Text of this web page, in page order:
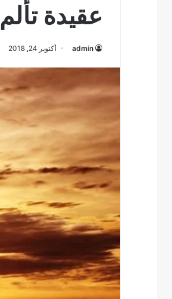
عقيدة
admin أكتوبر 24, 2018